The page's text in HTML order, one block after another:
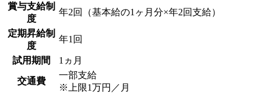
賞与支給制
度
年2回（基本給の1ヶ月分×年2回支給）
定期昇給制
度
年1回
試用期間 1ヵ月
交通費
一部支給
※上限1万円／月